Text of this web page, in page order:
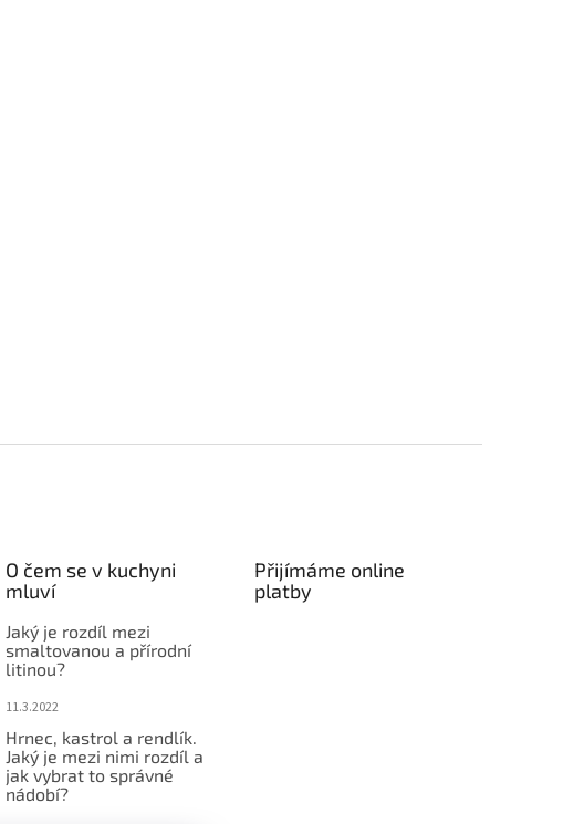
O čem se v kuchyni
mluví
Jaký je rozdíl mezi
smaltovanou a přírodní
litinou?
11.3.2022
Hrnec, kastrol a rendlík.
Jaký je mezi nimi rozdíl a
jak vybrat to správné
nádobí?
Přijímáme online
platby